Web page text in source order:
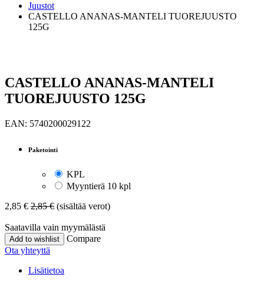
Juustot
CASTELLO ANANAS-MANTELI TUOREJUUSTO
125G
CASTELLO ANANAS-MANTELI
TUOREJUUSTO 125G
EAN: 5740200029122
Paketointi
KPL
Myyntierä 10 kpl
2,85 € 2,85€ (sisältää verot)
Saatavilla vain myymälästä
Add to wishlist
Compare
Ota yhteyttä
Lisätietoa